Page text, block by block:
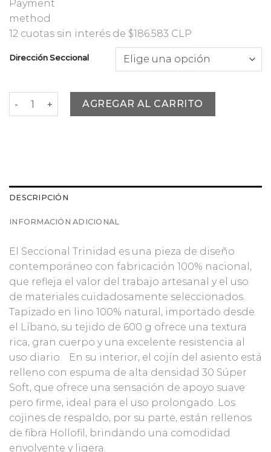
12 cuotas sin interés de $186.583 CLP
Dirección Seccional
Sofa Seccional Trinidad Beige Arena cantidad
AGREGAR AL CARRITO
DESCRIPCIÓN
INFORMACIÓN ADICIONAL
El Seccional Trinidad es una pieza de diseño
contemporáneo con fabricación 100% nacional,
que refleja el valor del trabajo artesanal y el uso
de materiales cuidadosamente seleccionados.
Tapizado en lino 100% natural, importado desde
el Líbano, su tejido de 600 g ofrece una textura
rica, gran cuerpo y una excelente resistencia al
uso diario. En su interior, el cojín del asiento está
relleno con espuma de alta densidad 30 Súper
Soft, que ofrece una sensación de apoyo suave
pero firme, ideal para el uso prolongado. Los
cojines de respaldo, por su parte, están rellenos
de fibra Hollofil, brindando una comodidad
envolvente y ligera.